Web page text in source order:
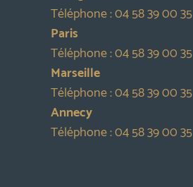
Téléphone :04 58 39 00 35
Paris
Téléphone :04 58 39 00 35
Marseille
Téléphone :04 58 39 00 35
Annecy
Téléphone :04 58 39 00 35